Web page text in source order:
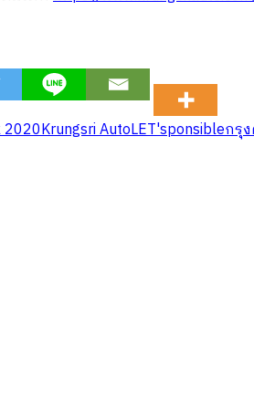
2020Krungsri AutoLET'sponsibleกรุ